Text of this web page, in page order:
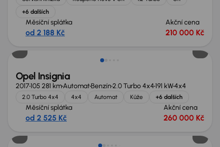
+6 dalších
Měsíční splátka
od 2 188 Kč
Akční cena
210 000 Kč
Opel Insignia
2017105 281 kmAutomatBenzín2.0 Turbo 4x4191 kW4x4
2.0 Turbo 4x4 4x4 Automat Kůže +6 dalších
Měsíční splátka
od 2 525 Kč
Akční cena
260 000 Kč